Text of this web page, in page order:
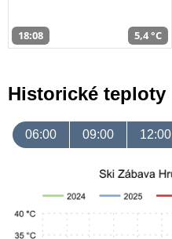
18:08 5,4 °C
Historické teploty
06:00 09:00 12:00